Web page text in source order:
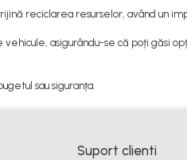
reciclarea resurselor, având un
asigurându-se că poți găsi
sau siguranța.
Suport clienti